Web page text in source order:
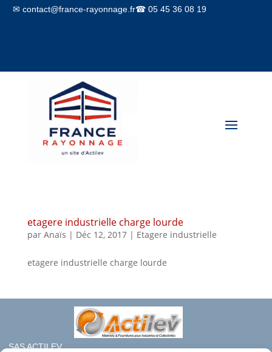
✉ contact@france-rayonnage.fr☎ 05 45 36 08 19
etagere industrielle charge lourde
par Anaïs | Déc 12, 2017| Etagere industrielle
etagere industrielle charge lourde
SAS ACTILEV